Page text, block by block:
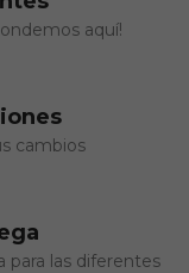
aquí!
cambios
las diferentes